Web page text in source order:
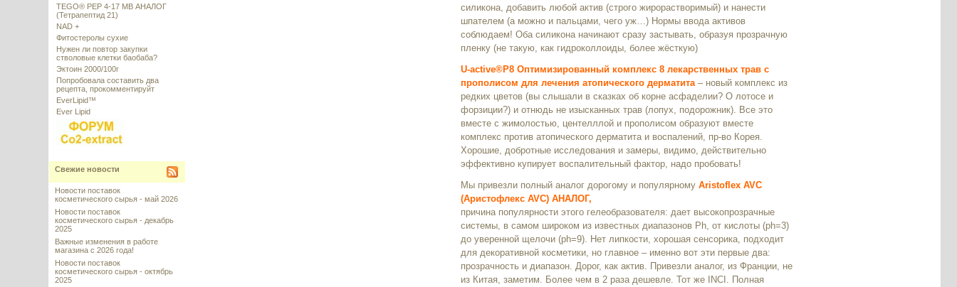
TEGO® PEP 4-17 MB АНАЛОГ
(Тетрапептид 21)
NAD +
Фитостеролы сухие
Нужен ли повтор закупки
стволовые клетки баобаба?
Эктоин 2000/100г
Попробовала составить два
рецепта, прокомментируйт
EverLipid™
Ever Lipid
Свежие новости
Новости поставок
косметического сырья - май 2026
Новости поставок
косметического сырья - декабрь
2025
Важные изменения в работе
магазина с 2026 года!
Новости поставок
косметического сырья - октябрь
2025
силикона, добавить любой актив (строго жирорастворимый) и нанести
шпателем (а можно и пальцами, чего уж…) Нормы ввода активов
соблюдаем! Оба силикона начинают сразу застывать, образуя прозрачную
пленку (не такую, как гидроколлоиды, более жёсткую)
U-active®P8 Оптимизированный комплекс 8 лекарственных трав с
прополисом для лечения атопического дерматита – новый комплекс из
редких цветов (вы слышали в сказках об корне асфаделии? О лотосе и
форзиции?) и отнюдь не изысканных трав (лопух, подорожник). Все это
вместе с жимолостью, центелллой и прополисом образуют вместе
комплекс против атопического дерматита и воспалений, пр-во Корея.
Хорошие, добротные исследования и замеры, видимо, действительно
эффективно купирует воспалительный фактор, надо пробовать!
Мы привезли полный аналог дорогому и популярномуAristoflex AVC
(Аристофлекс AVC) АНАЛОГ,
причина популярности этого гелеобразователя: дает высокопрозрачные
системы, в самом широком из известных диапазонов Ph, от кислоты (ph=3)
до уверенной щелочи (ph=9). Нет липкости, хорошая сенсорика, подходит
для декоративной косметики, но главное – именно вот эти первые два:
прозрачность и диапазон. Дорог, как актив. Привезли аналог, из Франции, не
из Китая, заметим. Более чем в 2 раза дешевле. Тот же INCI. Полная